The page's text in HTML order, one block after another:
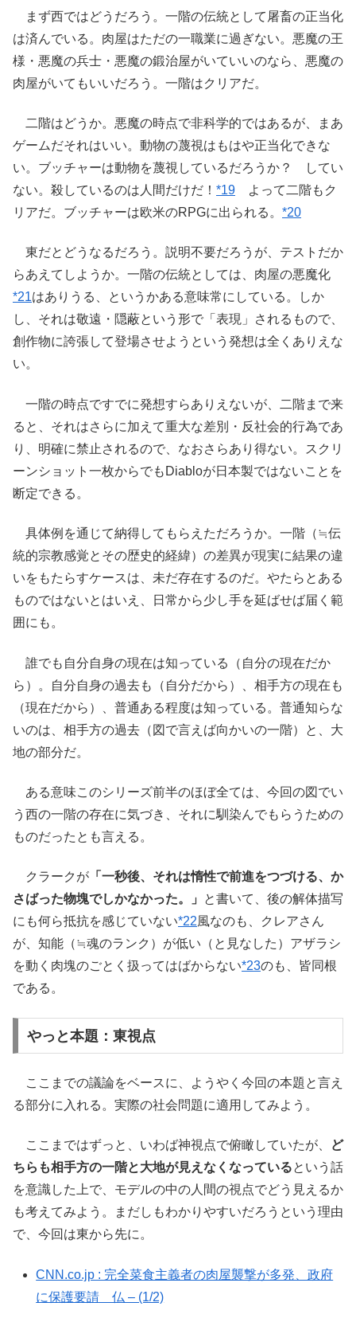
まず西ではどうだろう。一階の伝統として屠畜の正当化
は済んでいる。肉屋はただの一職業に過ぎない。悪魔の王
様・悪魔の兵士・悪魔の鍛治屋がいていいのなら、悪魔の
肉屋がいてもいいだろう。一階はクリアだ。
二階はどうか。悪魔の時点で非科学的ではあるが、まあ
ゲームだそれはいい。動物の蔑視はもはや正当化できな
い。ブッチャーは動物を蔑視しているだろうか？ してい
ない。殺しているのは人間だけだ！ *19 よって二階もク
リアだ。ブッチャーは欧米のRPGに出られる。 *20
東だとどうなるだろう。説明不要だろうが、テストだか
らあえてしようか。一階の伝統としては、肉屋の悪魔化
*21はありうる、というかある意味常にしている。しか
し、それは敬遠・隠蔽という形で「表現」されるもので、
創作物に誇張して登場させようという発想は全くありえな
い。
一階の時点ですでに発想すらありえないが、二階まで来
ると、それはさらに加えて重大な差別・反社会的行為であ
り、明確に禁止されるので、なおさらあり得ない。スクリ
ーンショット一枚からでもDiabloが日本製ではないことを
断定できる。
具体例を通じて納得してもらえただろうか。一階（≒伝
統的宗教感覚とその歴史的経緯）の差異が現実に結果の違
いをもたらすケースは、未だ存在するのだ。やたらとある
ものではないとはいえ、日常から少し手を延ばせば届く範
囲にも。
誰でも自分自身の現在は知っている（自分の現在だか
ら）。自分自身の過去も（自分だから）、相手方の現在も
（現在だから）、普通ある程度は知っている。普通知らな
いのは、相手方の過去（図で言えば向かいの一階）と、大
地の部分だ。
ある意味このシリーズ前半のほぼ全ては、今回の図でい
う西の一階の存在に気づき、それに馴染んでもらうための
ものだったとも言える。
クラークが 「一秒後、それは惰性で前進をつづける、か
さばった物塊でしかなかった。」
と書いて、後の解体描写
にも何ら抵抗を感じていない*22風なのも、クレアさん
が、知能（≒魂のランク）が低い（と見なした）アザラシ
を動く肉塊のごとく扱ってはばからない*23のも、皆同根
である。
やっと本題：東視点
ここまでの議論をベースに、ようやく今回の本題と言え
る部分に入れる。実際の社会問題に適用してみよう。
ここまではずっと、いわば神視点で俯瞰していたが、
ど
ちらも相手方の一階と大地が見えなくなっているという話
を意識した上で、モデルの中の人間の視点でどう見えるか
も考えてみよう。まだしもわかりやすいだろうという理由
で、今回は東から先に。
CNN.co.jp : 完全菜食主義者の肉屋襲撃が多発、政府
に保護要請 仏 – (1/2)